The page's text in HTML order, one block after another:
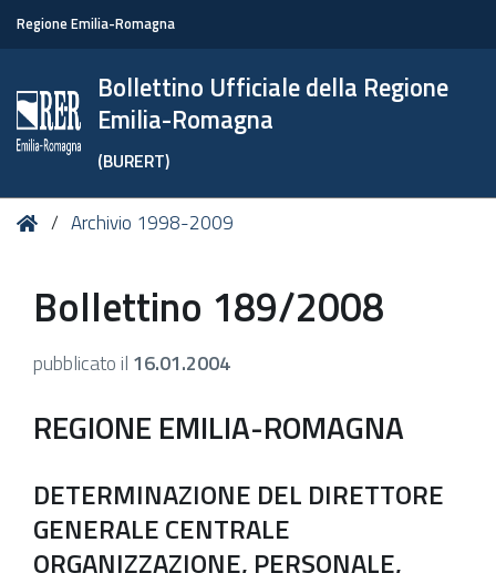
Regione Emilia-Romagna
Bollettino Ufficiale della Regione
Emilia-Romagna
(BURERT)
Tu HomeArchivio 1998-2009
Bollettino 189/2008
pubblicato il 16.01.2004
REGIONE EMILIA-ROMAGNA
DETERMINAZIONE DEL DIRETTORE
GENERALE CENTRALE
ORGANIZZAZIONE, PERSONALE,